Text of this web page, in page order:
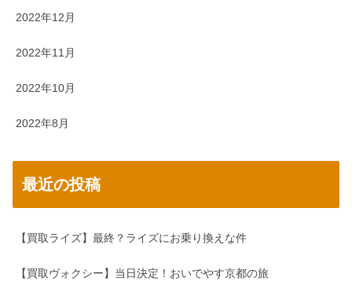
2022年12月
2022年11月
2022年10月
2022年8月
最近の投稿
【買取ライズ】最終？ライズにお乗り換えな件
【買取ヴォクシー】当日決定！おいでやす京都の旅